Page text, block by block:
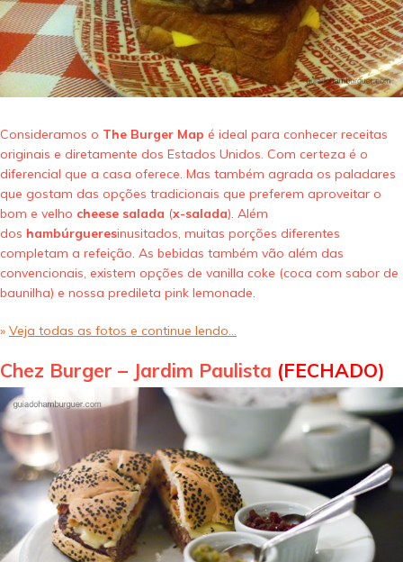
Consideramos o The Burger Map é ideal para conhecer receitas
originais e diretamente dos Estados Unidos. Com certeza é o
diferencial que a casa oferece. Mas também agrada os paladares
que gostam das opções tradicionais que preferem aproveitar o
bom e velho cheese salada (x-salada). Além
dos hambúrgueresinusitados, muitas porções diferentes
completam a refeição. As bebidas também vão além das
convencionais, existem opções de vanilla coke (coca com sabor de
baunilha) e nossa predileta pink lemonade.
» Veja todas as fotos e continue lendo…
Chez Burger – Jardim Paulista (FECHADO)